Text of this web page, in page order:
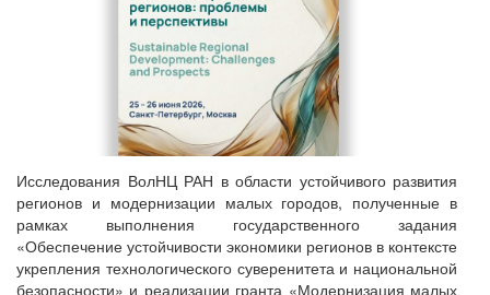
Исследования ВолНЦ РАН в области устойчивого развития
регионов и модернизации малых городов, полученные в
рамках выполнения государственного задания
«Обеспечение устойчивости экономики регионов в контексте
укрепления технологического суверенитета и национальной
безопасности» и реализации гранта «Модернизация малых